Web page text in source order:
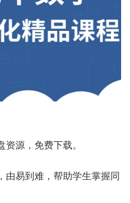
源，免费下载。
由易到难，帮助学生掌握同